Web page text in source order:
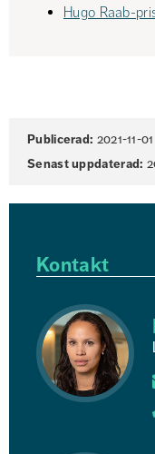
Hugo Raab-
Sidinformation
Publicerad: 2021-11-01
Senast uppdaterad:
Kontakt